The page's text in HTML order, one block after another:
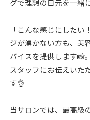
グで理想の目元を一緒
「こんな感じにしたい
ジが湧かない方も、美
バイスを提供します📸
スタッフにお伝えいた
す👌
当サロンでは、最高級